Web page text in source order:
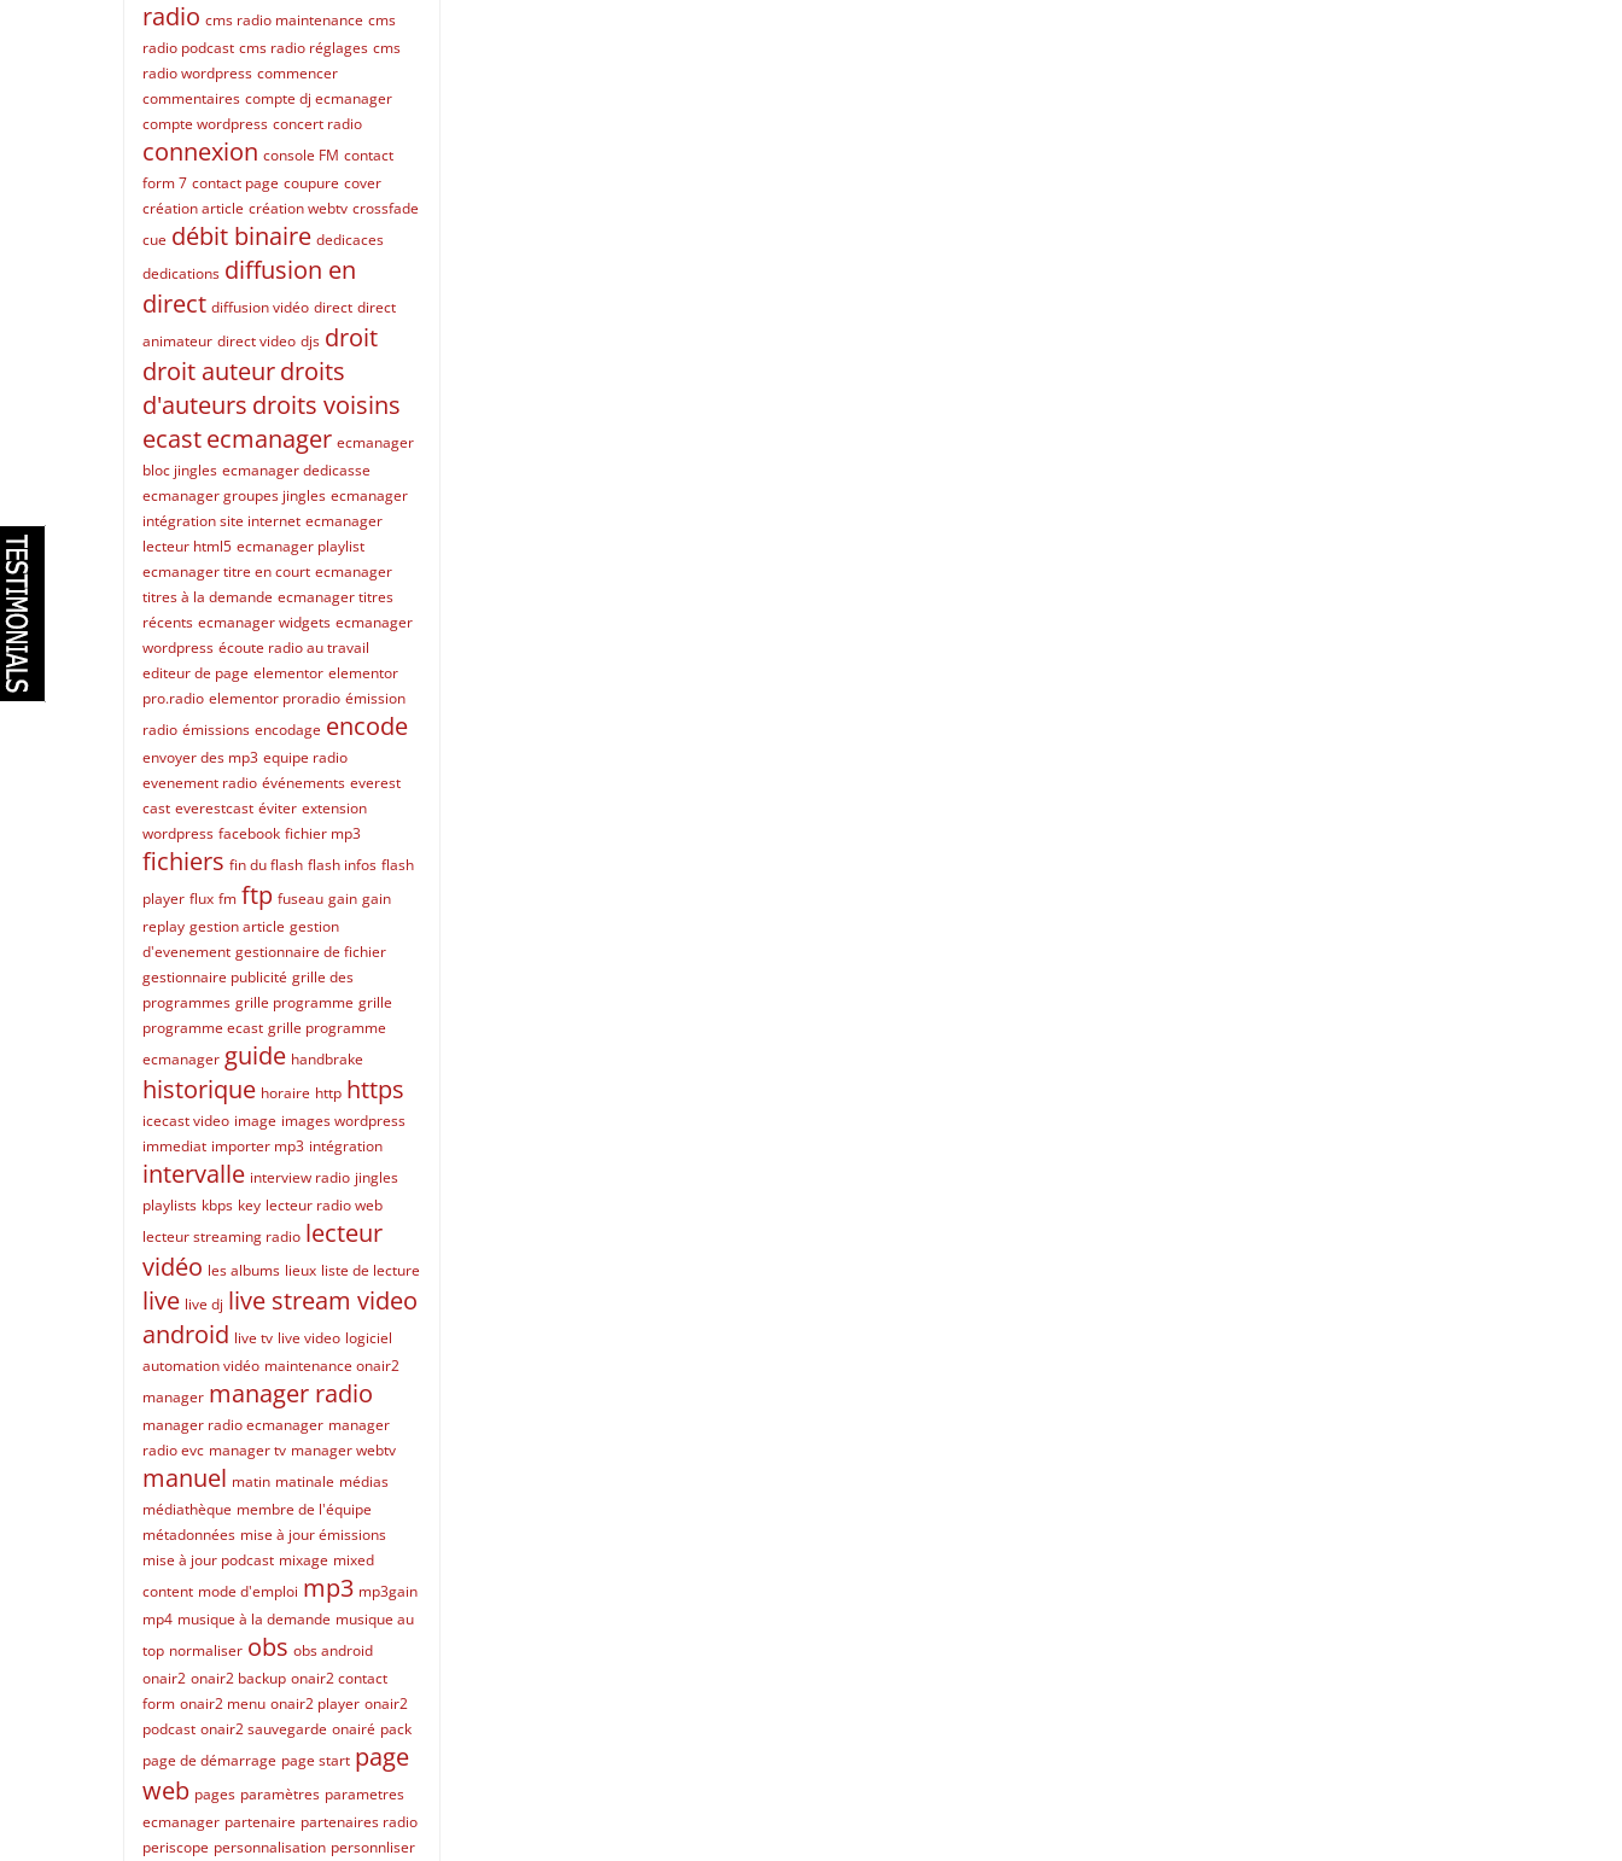
radio cms radio maintenance cms
radio podcast cms radio réglages cms
radio wordpress commencer
commentaires compte dj ecmanager
compte wordpress concert radio
connexion console FM contact
form 7 contact page coupure cover
création article création webtv crossfade
cue débit binaire dedicaces
dedications diffusion en
direct diffusion vidéo direct direct
animateur direct video djs droit
droit auteurdroits
d'auteurs droits voisins
ecastecmanager ecmanager
bloc jingles ecmanager dedicasse
ecmanager groupes jingles ecmanager
intégration site internet ecmanager
lecteur html5 ecmanager playlist
ecmanager titre en court ecmanager
titres à la demande ecmanager titres
récents ecmanager widgets ecmanager
wordpress écoute radio au travail
editeur de page elementor elementor
pro.radio elementor proradio émission
radio émissions encodage encode
envoyer des mp3 equipe radio
evenement radio événements everest
cast everestcast éviter extension
wordpress facebook fichier mp3
fichiers fin du flash flash infos flash
player flux fm ftp fuseau gain gain
replay gestion article gestion
d'evenement gestionnaire de fichier
gestionnaire publicité grille des
programmes grille programme grille
programme ecast grille programme
ecmanager guide handbrake
historique horaire http https
icecast video image images wordpress
immediat importer mp3 intégration
intervalle interview radio jingles
playlists kbps key lecteur radio web
lecteur streaming radio lecteur
vidéo les albums lieux liste de lecture
live live dj live stream video
android live tv live video logiciel
automation vidéo maintenance onair2
manager manager radio
manager radio ecmanager manager
radio evc manager tv manager webtv
manuel matin matinale médias
médiathèque membre de l'équipe
métadonnées mise à jour émissions
mise à jour podcast mixage mixed
content mode d'emploi mp3 mp3gain
mp4 musique à la demande musique au
top normaliser obs obs android
onair2 onair2 backup onair2 contact
form onair2 menu onair2 player onair2
podcast onair2 sauvegarde onairé pack
page de démarrage page start page
web pages paramètres parametres
ecmanager partenaire partenaires radio
periscope personnalisation personnliser